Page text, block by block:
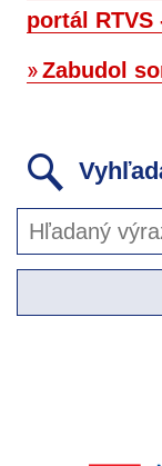
portál RTVS
Zabudol